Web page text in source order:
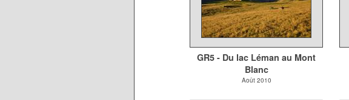
GR5 - Du lac Léman au Mont
Blanc
Août 2010